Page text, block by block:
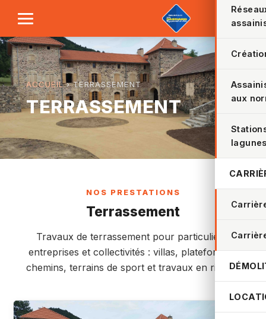
aux
ACCUEIL› TERRASSEMENT
TERRASSEMENT
NOS PRESTATIONS
Terrassement
Travaux de terrassement pour particuliers,
entreprises et collectivités : villas, plateformes,
chemins, terrains de sport et travaux en rivière.